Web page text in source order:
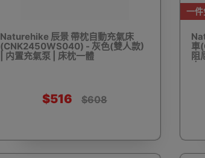
Naturehike 辰景 帶枕自動充氣床
(CNK2450WS040) - 灰色(雙人款)
| 内置充氣泵 | 床枕一體
$516 $608
一
車
阻
大